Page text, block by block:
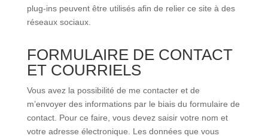
plug-ins peuvent être utilisés afin de relier ce site à des
réseaux sociaux.
FORMULAIRE DE CONTACT
ET COURRIELS
Vous avez la possibilité de me contacter et de
m’envoyer des informations par le biais du formulaire de
contact. Pour ce faire, vous devez saisir votre nom et
votre adresse électronique. Les données que vous